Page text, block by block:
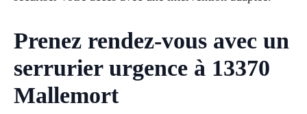
Prenez rendez-vous avec un
serrurier urgence à 13370
Mallemort